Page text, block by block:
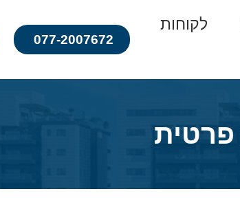
לקוחות
077-2007672
פרטית